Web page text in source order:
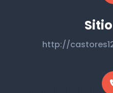
http://